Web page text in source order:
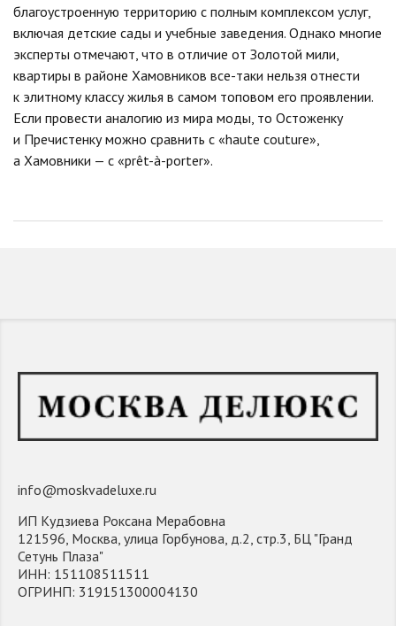
благоустроенную территорию с полным комплексом услуг,
включая детские сады и учебные заведения. Однако многие
эксперты отмечают, что в отличие от Золотой мили,
квартиры в районе Хамовников все-таки нельзя отнести
к элитному классу жилья в самом топовом его проявлении.
Если провести аналогию из мира моды, то Остоженку
и Пречистенку можно сравнить с «haute couture»,
а Хамовники — с «prêt-à-porter».
info@moskvadeluxe.ru
ИП Кудзиева Роксана Мерабовна
121596, Москва, улица Горбунова, д.2, стр.3, БЦ "Гранд
Сетунь Плаза"
ИНН: 151108511511
ОГРИНП: 319151300004130